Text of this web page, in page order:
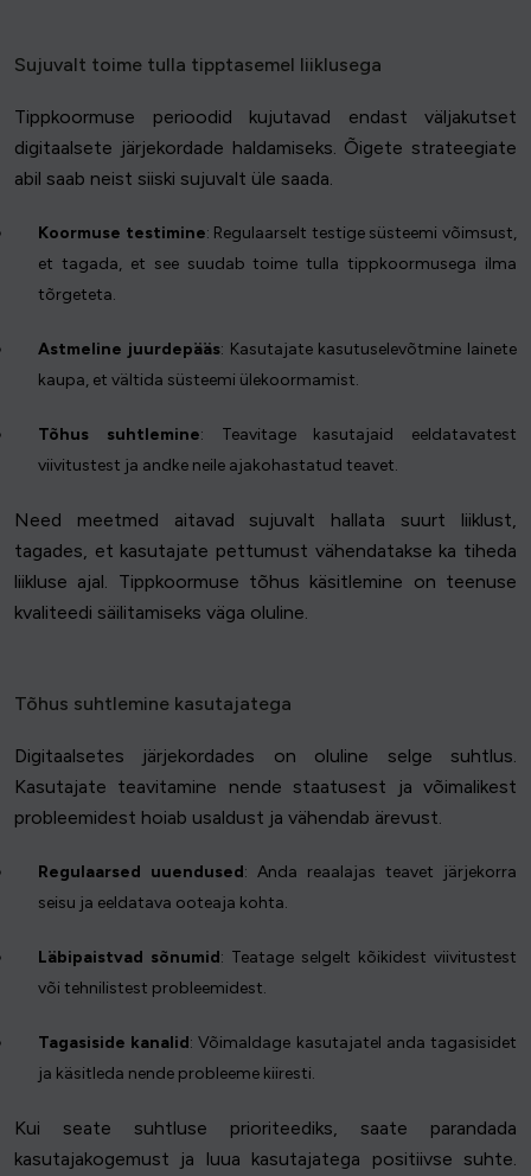
Sujuvalt toime tulla tipptasemel liiklusega
Tippkoormuse perioodid kujutavad endast väljakutset
digitaalsete järjekordade haldamiseks. Õigete strateegiate
abil saab neist siiski sujuvalt üle saada.
Koormuse testimine: Regulaarselt testige süsteemi võimsust,
et tagada, et see suudab toime tulla tippkoormusega ilma
tõrgeteta.
Astmeline juurdepääs: Kasutajate kasutuselevõtmine lainete
kaupa, et vältida süsteemi ülekoormamist.
Tõhus suhtlemine: Teavitage kasutajaid eeldatavatest
viivitustest ja andke neile ajakohastatud teavet.
Need meetmed aitavad sujuvalt hallata suurt liiklust,
tagades, et kasutajate pettumust vähendatakse ka tiheda
liikluse ajal. Tippkoormuse tõhus käsitlemine on teenuse
kvaliteedi säilitamiseks väga oluline.
Tõhus suhtlemine kasutajatega
Digitaalsetes järjekordades on oluline selge suhtlus.
Kasutajate teavitamine nende staatusest ja võimalikest
probleemidest hoiab usaldust ja vähendab ärevust.
Regulaarsed uuendused: Anda reaalajas teavet järjekorra
seisu ja eeldatava ooteaja kohta.
Läbipaistvad sõnumid: Teatage selgelt kõikidest viivitustest
või tehnilistest probleemidest.
Tagasiside kanalid: Võimaldage kasutajatel anda tagasisidet
ja käsitleda nende probleeme kiiresti.
Kui seate suhtluse prioriteediks, saate parandada
kasutajakogemust ja luua kasutajatega positiivse suhte.